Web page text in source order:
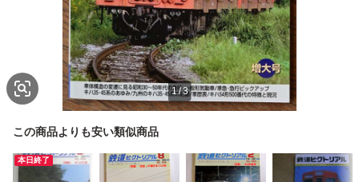
1/3
この商品よりも安い類似商品
本日終了